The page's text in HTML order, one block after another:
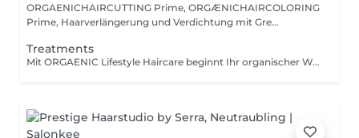
ORGAENICHAIRCUTTING Prime, ORGÆNICHAIRCOLORING
Prime, Haarverlängerung und Verdichtung mit Gre...
Treatments
Mit ORGAENIC Lifestyle Haircare beginnt Ihr organischer Weg. Entwickelt, um die ureigene Kraft von Haar zu befreien und zu erhalten - nicht mehr und nicht weniger. Das Ergebnis ist nicht alleine vom Produkt abhängig, sondern von Prozess und Wissen, Produkte ressourcenorientiert und stimmig einzusetzen - in verschiedensten, sorgfältig ausbalancierten Anwendungsprozessen. Für langlebige Haarschnitte und Haarfarben. Für weniger Salonbesuche. Für echte Nachhaltigkeit in der Haarpflege.